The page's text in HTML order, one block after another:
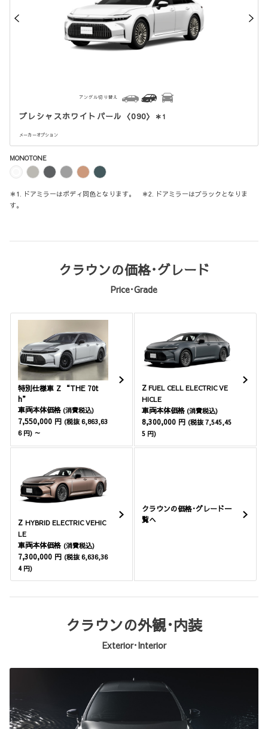
プレシャスホワイトパール〈090〉 ＊1
メーカーオプション
アングル切り替え
MONOTONE
＊1. ドアミラーはボディ同色となります。 ＊2. ドアミラーはブラックとなりま
す。
クラウンの価格･グレード
Price･Grade
特別仕様車 Z “THE 70t
h”
車両本体価格 (消費税込)
7,550,000 円 (税抜 6,863,63
6 円) ～
Z FUEL CELL ELECTRIC VE
HICLE
車両本体価格 (消費税込)
8,300,000 円 (税抜 7,545,45
5 円)
Z HYBRID ELECTRIC VEHIC
LE
車両本体価格 (消費税込)
7,300,000 円 (税抜 6,636,36
4 円)
クラウンの価格･グレード一
覧へ
クラウンの外観･内装
Exterior･Interior